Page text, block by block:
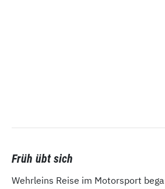
Früh übt sich
Wehrleins Reise im Motorsport